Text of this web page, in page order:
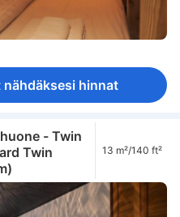
nähdäksesi hinnat
- Twin
Twin
13 m²/140 ft²